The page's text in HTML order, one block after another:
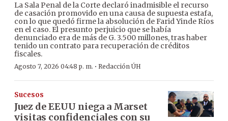
La Sala Penal de la Corte declaró inadmisible el recurso
de casación promovido en una causa de supuesta estafa,
con lo que quedó firme la absolución de Farid Yinde Ríos
en el caso. El presunto perjuicio que se había
denunciado era de más de G. 3.500 millones, tras haber
tenido un contrato para recuperación de créditos
fiscales.
Agosto 7, 2026 04:48 p. m. · Redacción ÚH
Sucesos
Juez de EEUU niega a Marset
visitas confidenciales con su